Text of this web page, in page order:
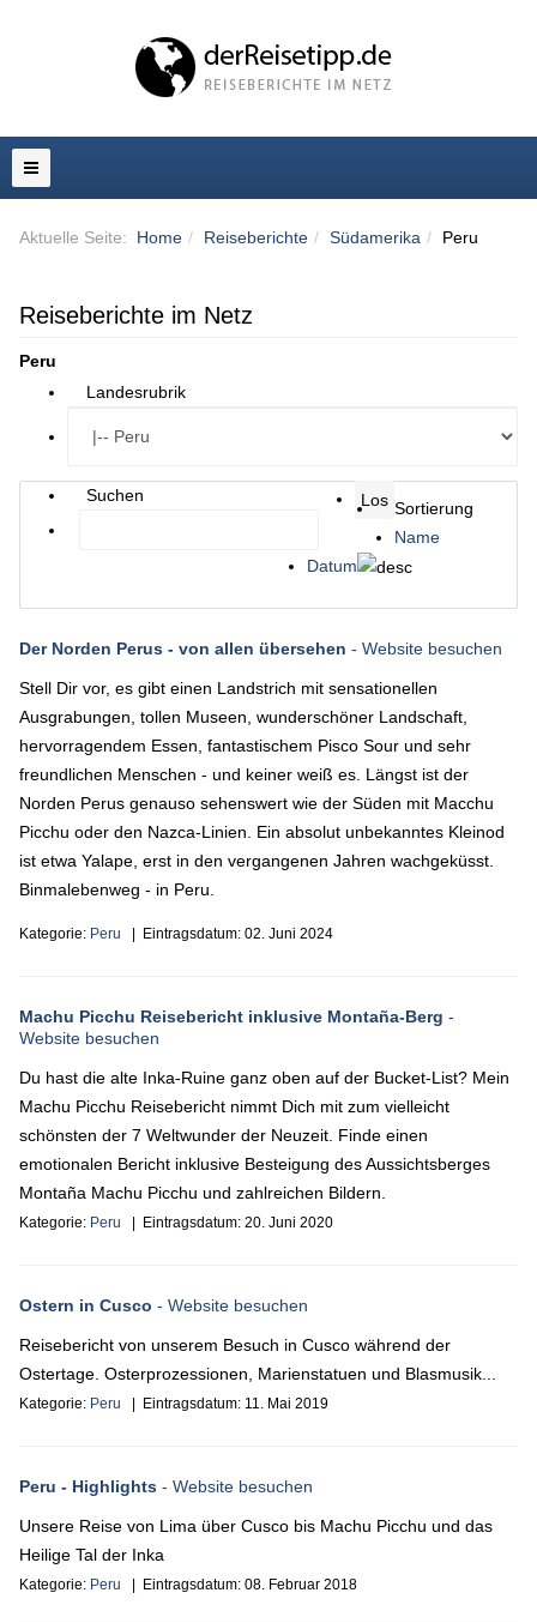
Aktuelle Seite: Home Reiseberichte Südamerika Peru
Reiseberichte im Netz
Peru
Landesrubrik
Suchen
Sortierung
Name
Datum
Der Norden Perus - von allen übersehen - Website besuchen
Stell Dir vor, es gibt einen Landstrich mit sensationellen
Ausgrabungen, tollen Museen, wunderschöner Landschaft,
hervorragendem Essen, fantastischem Pisco Sour und sehr
freundlichen Menschen - und keiner weiß es. Längst ist der
Norden Perus genauso sehenswert wie der Süden mit Macchu
Picchu oder den Nazca-Linien. Ein absolut unbekanntes Kleinod
ist etwa Yalape, erst in den vergangenen Jahren wachgeküsst.
Binmalebenweg - in Peru.
Kategorie: Peru | Eintragsdatum: 02. Juni 2024
Machu Picchu Reisebericht inklusive Montaña-Berg -
Website besuchen
Du hast die alte Inka-Ruine ganz oben auf der Bucket-List? Mein
Machu Picchu Reisebericht nimmt Dich mit zum vielleicht
schönsten der 7 Weltwunder der Neuzeit. Finde einen
emotionalen Bericht inklusive Besteigung des Aussichtsberges
Montaña Machu Picchu und zahlreichen Bildern.
Kategorie: Peru | Eintragsdatum: 20. Juni 2020
Ostern in Cusco - Website besuchen
Reisebericht von unserem Besuch in Cusco während der
Ostertage. Osterprozessionen, Marienstatuen und Blasmusik...
Kategorie: Peru | Eintragsdatum: 11. Mai 2019
Peru - Highlights - Website besuchen
Unsere Reise von Lima über Cusco bis Machu Picchu und das
Heilige Tal der Inka
Kategorie: Peru | Eintragsdatum: 08. Februar 2018